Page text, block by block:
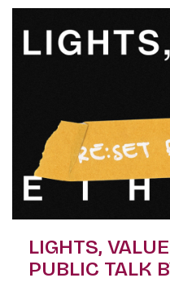
LIGHTS,
PUBLIC TALK